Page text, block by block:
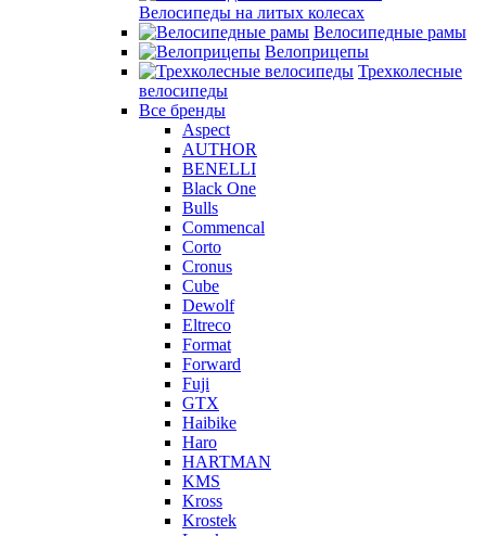
Велосипеды на литых колесах
Велосипедные рамы
Велоприцепы
Трехколесные
велосипеды
Все бренды
Aspect
AUTHOR
BENELLI
Black One
Bulls
Commencal
Corto
Cronus
Cube
Dewolf
Eltreco
Format
Forward
Fuji
GTX
Haibike
Haro
HARTMAN
KMS
Kross
Krostek